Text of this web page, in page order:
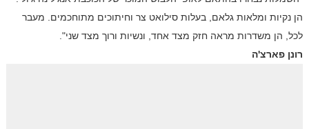
הן נקיות ומלאות גלאם, בעלות סילואט צר וחיתוכים מתוחכמים. מעבר
לכל, הן משדרות מראה חזק מצד אחד, ונשיות ורוך מצד שני".
רונן פארצ'ה